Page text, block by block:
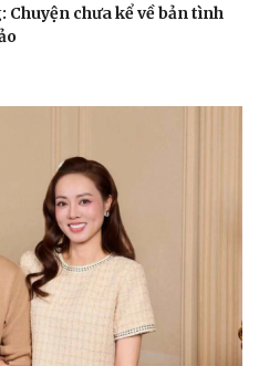
chưa kể về bản tình